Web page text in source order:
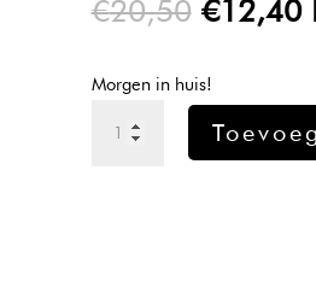
€20,50
was:
€20,50.
€12,40
Morgen in huis!
Majirel